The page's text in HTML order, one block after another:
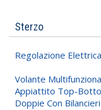
Sterzo
Regolazione
Volante
Appiattito Top-
Doppie Con Bilancieri